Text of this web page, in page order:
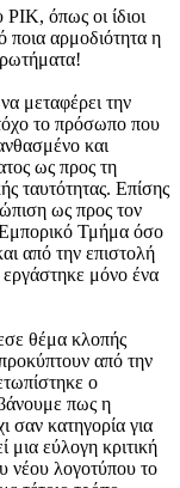
όπως οι ίδιοι
ποια αρμοδιότητα η
μεταφέρει την
το πρόσωπο που
και
ως προς τη
ταυτότητας. Επίσης
ως προς τον
Τμήμα όσο
από την επιστολή
μόνο ένα
θέμα κλοπής
από την
ο
πως η
σαν κατηγορία για
μια εύλογη κριτική
νέου λογοτύπου το